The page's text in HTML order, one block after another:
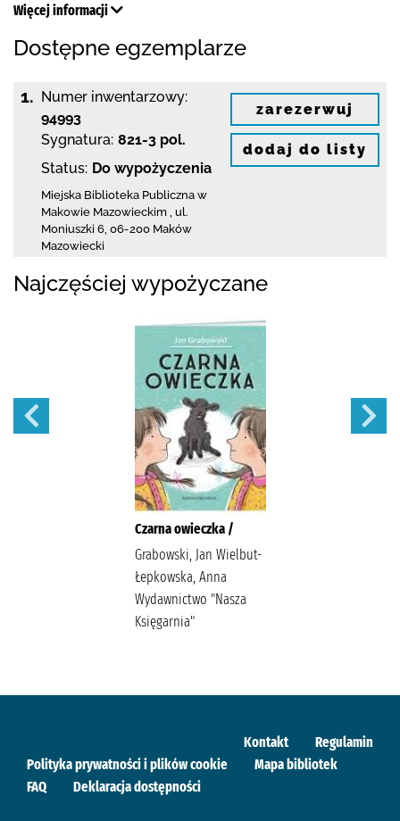
Więcej informacji
Dostępne egzemplarze
1. Numer inwentarzowy:
94993
Sygnatura: 821-3 pol.
Status: Do wypożyczenia
Miejska Biblioteka Publiczna w
Makowie Mazowieckim ul.
Moniuszki 6 06-200 Maków
Mazowiecki
zarezerwuj
dodaj do listy
Najczęściej wypożyczane
Czarna owieczka /
Grabowski, Jan Wielbut-
Łepkowska, Anna
Wydawnictwo "Nasza
Księgarnia"
Kontakt
Regulamin
Polityka prywatności i plików cookie
Mapa bibliotek
FAQ
Deklaracja dostępności